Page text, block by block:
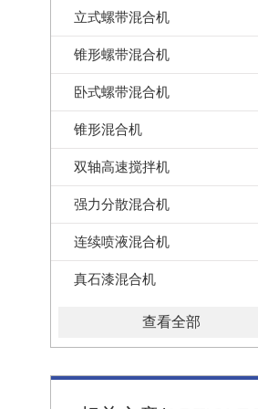
立式螺带混合机
锥形螺带混合机
卧式螺带混合机
锥形混合机
双轴高速搅拌机
强力分散混合机
连续喷液混合机
真石漆混合机
查看全部